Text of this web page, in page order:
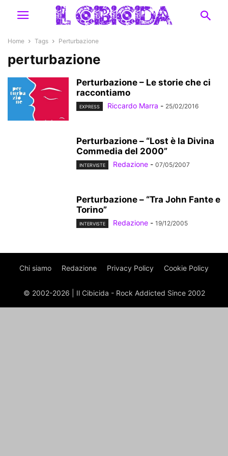
Home Tags Perturbazione
perturbazione
Perturbazione – Le storie che ci
raccontiamo
EXPRESS Riccardo Marra - 25/02/2016
Perturbazione – “Lost è la Divina
Commedia del 2000”
INTERVISTE Redazione - 07/05/2007
Perturbazione – “Tra John Fante e
Torino”
INTERVISTE Redazione - 19/12/2005
Chi siamo Redazione Privacy Policy Cookie Policy
© 2002-2026 | Il Cibicida - Rock Addicted Since 2002